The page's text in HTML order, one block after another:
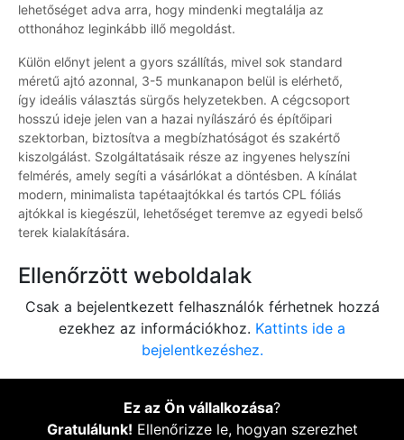
lehetőséget adva arra, hogy mindenki megtalálja az
otthonához leginkább illő megoldást.
Külön előnyt jelent a gyors szállítás, mivel sok standard
méretű ajtó azonnal, 3-5 munkanapon belül is elérhető,
így ideális választás sürgős helyzetekben. A cégcsoport
hosszú ideje jelen van a hazai nyílászáró és építőipari
szektorban, biztosítva a megbízhatóságot és szakértő
kiszolgálást. Szolgáltatásaik része az ingyenes helyszíni
felmérés, amely segíti a vásárlókat a döntésben. A kínálat
modern, minimalista tapétaajtókkal és tartós CPL fóliás
ajtókkal is kiegészül, lehetőséget teremve az egyedi belső
terek kialakítására.
Ellenőrzött weboldalak
Csak a bejelentkezett felhasználók férhetnek hozzá
ezekhez az információkhoz. Kattints ide a
bejelentkezéshez.
Ez az Ön vállalkozása?
Gratulálunk! Ellenőrizze le, hogyan szerezhet